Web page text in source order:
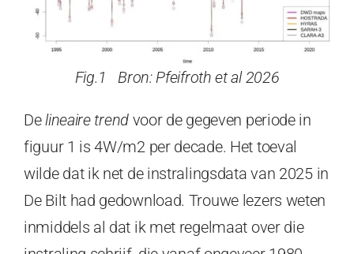
Fig.1 Bron: Pfeifroth et al 2026
Delineaire trendvoor de gegeven periode in
figuur 1 is 4W/m2 per decade. Het toeval
wilde dat ik net de instralingsdata van 2025 in
De Bilt had gedownload. Trouwe lezers weten
inmiddels al dat ik met regelmaat over die